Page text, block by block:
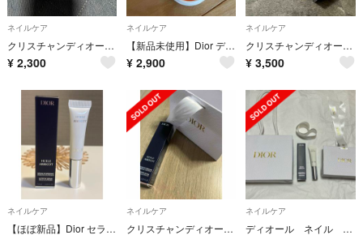
ネイルケア
クリスチャンディオール セラム ネイル オイル アブリコ 7.5ml
¥ 2,300
ネイルケア
【新品未使用】Dior ディオール クレーム アブリコ ネイルクリーム
¥ 2,900
ネイルケア
クリスチャンディオール セラム ネイル オイル アブリコ 7.5ml
¥ 3,500
ネイルケア
【ほぼ新品】Dior セラム ネイル オイル アブリコ 7.5ml
ネイルケア
クリスチャンディオール セラム ネイル オイル アブリコ 7.5ml
ネイルケア
ディオール ネイル オイル